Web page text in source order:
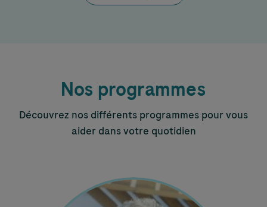
Nos programmes
Découvrez nos différents programmes pour vous
aider dans votre quotidien